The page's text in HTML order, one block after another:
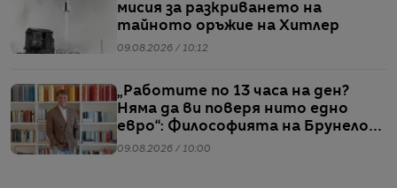
мисия за разкриването на
тайното оръжие на Хитлер
09.08.2026 / 10:12
„Работите по 13 часа на ден?
Няма да ви поверя нито едно
евро“: Философията на Брунело
Кучинели за бизнеса и живота
09.08.2026 / 10:00